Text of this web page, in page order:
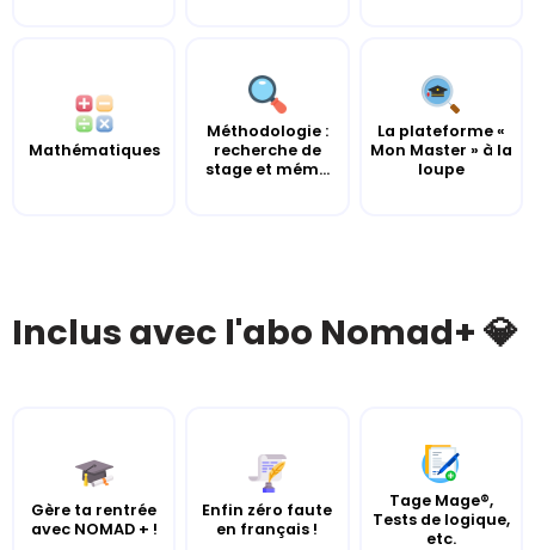
Mathématiques
Méthodologie :
recherche de
stage et mém...
La plateforme «
Mon Master » à la
loupe
Inclus avec l'abo Nomad+ 💎
Gère ta rentrée
avec NOMAD + !
Enfin zéro faute
en français !
Tage Mage®,
Tests de logique,
etc.